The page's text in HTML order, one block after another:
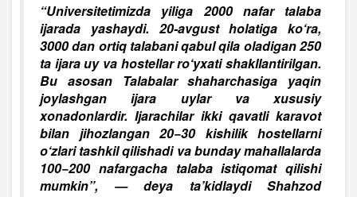
“Universitetimizda yiliga 2000 nafar talaba
ijarada yashaydi. 20-avgust holatiga ko‘ra,
3000 dan ortiq talabani qabul qila oladigan 250
ta ijara uy va hostellar ro‘yxati shakllantirilgan.
Bu asosan Talabalar shaharchasiga yaqin
joylashgan ijara uylar va xususiy
xonadonlardir. Ijarachilar ikki qavatli karavot
bilan jihozlangan 20−30 kishilik hostellarni
o‘zlari tashkil qilishadi va bunday mahallalarda
100−200 nafargacha talaba istiqomat qilishi
mumkin”, — deya ta’kidlaydi Shahzod